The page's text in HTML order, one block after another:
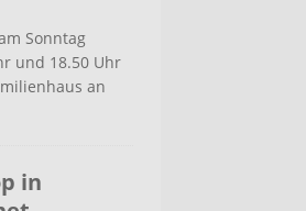
Sonntag
und 18.50 Uhr
an
in